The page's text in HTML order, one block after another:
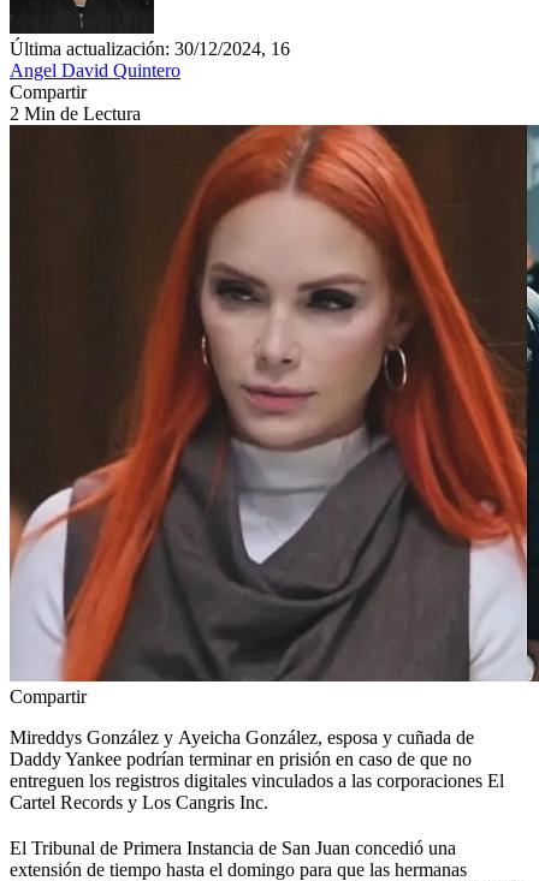
Última actualización: 30/12/2024, 16
Angel David Quintero
Compartir
2 Min de Lectura
Compartir
Mireddys González y Ayeicha González, esposa y cuñada de
Daddy Yankee podrían terminar en prisión en caso de que no
entreguen los registros digitales vinculados a las corporaciones El
Cartel Records y Los Cangris Inc.
El Tribunal de Primera Instancia de San Juan concedió una
extensión de tiempo hasta el domingo para que las hermanas